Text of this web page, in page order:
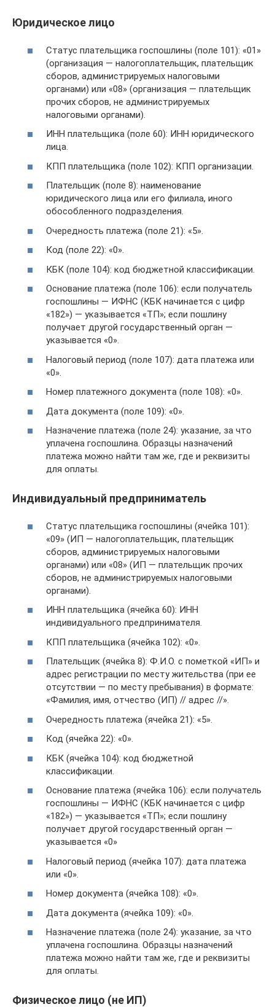
Юридическое лицо
Статус плательщика госпошлины (поле 101): «01»
(организация — налогоплательщик, плательщик
сборов, администрируемых налоговыми
органами) или «08» (организация — плательщик
прочих сборов, не администрируемых
налоговыми органами).
ИНН плательщика (поле 60): ИНН юридического
лица.
КПП плательщика (поле 102): КПП организации.
Плательщик (поле 8): наименование
юридического лица или его филиала, иного
обособленного подразделения.
Очередность платежа (поле 21): «5».
Код (поле 22): «0».
КБК (поле 104): код бюджетной классификации.
Основание платежа (поле 106): если получатель
госпошлины — ИФНС (КБК начинается с цифр
«182») — указывается «ТП»; если пошлину
получает другой государственный орган —
указывается «0».
Налоговый период (поле 107): дата платежа или
«0».
Номер платежного документа (поле 108): «0».
Дата документа (поле 109): «0».
Назначение платежа (поле 24): указание, за что
уплачена госпошлина. Образцы назначений
платежа можно найти там же, где и реквизиты
для оплаты.
Индивидуальный предприниматель
Статус плательщика госпошлины (ячейка 101):
«09» (ИП — налогоплательщик, плательщик
сборов, администрируемых налоговыми
органами) или «08» (ИП — плательщик прочих
сборов, не администрируемых налоговыми
органами).
ИНН плательщика (ячейка 60): ИНН
индивидуального предпринимателя.
КПП плательщика (ячейка 102): «0».
Плательщик (ячейка 8): Ф.И.О. с пометкой «ИП» и
адрес регистрации по месту жительства (при ее
отсутствии — по месту пребывания) в формате:
«Фамилия, имя, отчество (ИП) // адрес //».
Очередность платежа (ячейка 21): «5».
Код (ячейка 22): «0».
КБК (ячейка 104): код бюджетной
классификации.
Основание платежа (ячейка 106): если получатель
госпошлины — ИФНС (КБК начинается с цифр
«182») — указывается «ТП»; если пошлину
получает другой государственный орган —
указывается «0»
Налоговый период (ячейка 107): дата платежа
или «0».
Номер документа (ячейка 108): «0».
Дата документа (ячейка 109): «0».
Назначение платежа (поле 24): указание, за что
уплачена госпошлина. Образцы назначений
платежа можно найти там же, где и реквизиты
для оплаты.
Физическое лицо (не ИП)